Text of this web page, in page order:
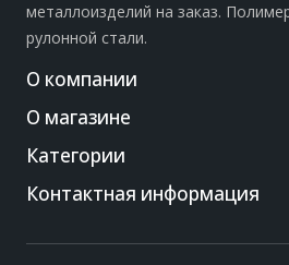
металлоизделий на заказ.
рулонной стали.
О компании
О магазине
Категории
Контактная информация